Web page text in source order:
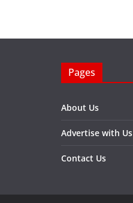
Pages
About Us
Advertise with Us
Contact Us